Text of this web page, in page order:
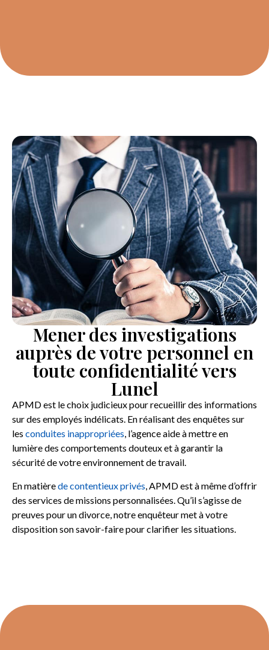
Mener des investigations
auprès de votre personnel en
toute confidentialité vers
Lunel
APMD est le choix judicieux pour recueillir des informations
sur des employés indélicats. En réalisant des enquêtes sur
les conduites inappropriées, l’agence aide à mettre en
lumière des comportements douteux et à garantir la
sécurité de votre environnement de travail.
En matièrede contentieux privés , APMD est à même d’offrir
des services de missions personnalisées. Qu’il s’agisse de
preuves pour un divorce, notre enquêteur met à votre
disposition son savoir-faire pour clarifier les situations.